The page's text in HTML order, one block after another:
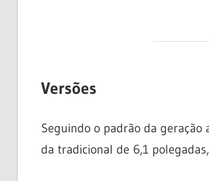
Versões
Seguindo o padrão da
da tradicional de 6,1